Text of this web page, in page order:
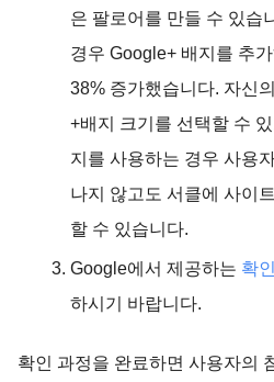
은 팔로어를 만들 수 있습
경우 Google+ 배지를 추
38% 증가했습니다. 자신
+배지 크기를 선택할 수
지를 사용하는 경우 사용
나지 않고도 서클에 사이
할 수 있습니다.
Google에서 제공하는 확
하시기 바랍니다.
확인 과정을 완료하면 사용자의